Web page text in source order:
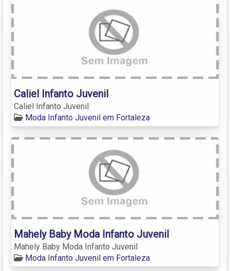
Caliel Infanto Juvenil
Caliel Infanto Juvenil
Moda Infanto Juvenil em Fortaleza
Mahely Baby Moda Infanto Juvenil
Mahely Baby Moda Infanto Juvenil
Moda Infanto Juvenil em Fortaleza